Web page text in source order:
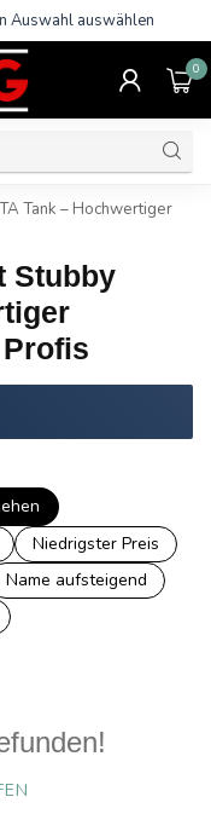
Auswahl auswählen
0
Tank – Hochwertiger
Stubby
Niedrigster Preis
Name aufsteigend